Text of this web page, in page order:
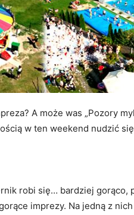
A może was „Pozory
w ten weekend nudzić
robi się… bardziej gorąco,
imprezy. Na jedną z